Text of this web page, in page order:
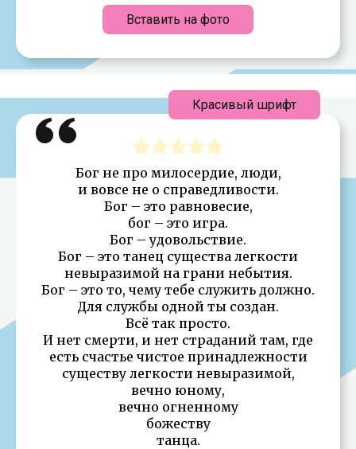
Вставить на фото
Бог не про милосердие, люди,
и вовсе не о справедливости.
Бог – это равновесие,
бог – это игра.
Бог – удовольствие.
Бог – это танец существа легкости
невыразимой на грани небытия.
Бог – это то, чему тебе служить должно.
Для службы одной ты создан.
Всё так просто.
И нет смерти, и нет страданий там, где
есть счастье чистое принадлежности
существу легкости невыразимой,
вечно юному,
вечно огненному
божеству
танца.
Красивый шрифт